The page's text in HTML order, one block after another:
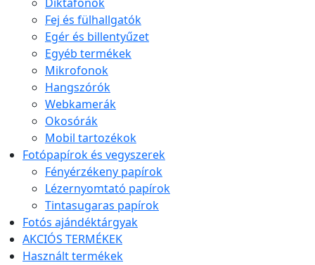
Fej és fülhallgatók
Egér és billentyűzet
Egyéb termékek
Mikrofonok
Hangszórók
Webkamerák
Okosórák
Mobil tartozékok
Fotópapírok és vegyszerek
Fényérzékeny papírok
Lézernyomtató papírok
Tintasugaras papírok
Fotós ajándéktárgyak
AKCIÓS TERMÉKEK
Használt termékek